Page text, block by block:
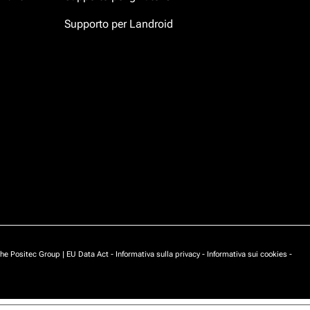
Supporto per Landroid
Positec Group | EU Data Act - Informativa sulla privacy - Informativa sui cookies -